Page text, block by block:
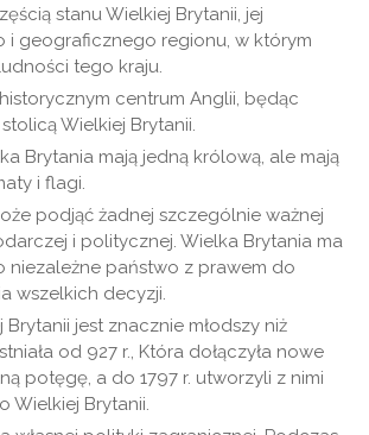
stanu Wielkiej Brytanii, jej
i geograficznego regionu, w którym
tego kraju.
centrum Anglii, będąc
Wielkiej Brytanii.
Brytania mają jedną królową, ale mają
i flagi.
podjąć żadnej szczególnie ważnej
i politycznej. Wielka Brytania ma
niezależne państwo z prawem do
wszelkich decyzji.
Brytanii jest znacznie młodszy niż
od 927 r., Która dołączyła nowe
potęgę, a do 1797 r. utworzyli z nimi
Wielkiej Brytanii.